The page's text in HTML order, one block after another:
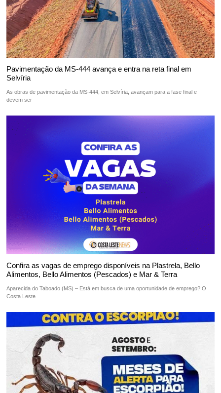
Pavimentação da MS-444 avança e entra na reta final em
Selvíria
As obras de pavimentação da MS-444, em Selvíria, avançam para a fase final e
devem ser
Confira as vagas de emprego disponíveis na Plastrela, Bello
Alimentos, Bello Alimentos (Pescados) e Mar & Terra
Aparecida do Taboado (MS) – Está em busca de uma oportunidade de emprego? O
Costa Leste